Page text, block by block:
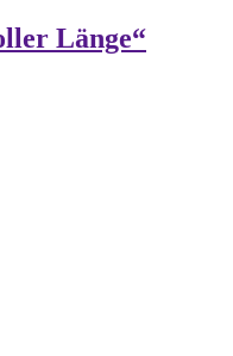
Länge“